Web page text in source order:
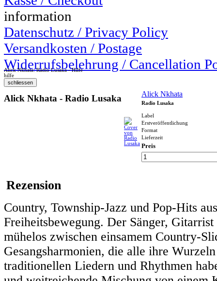
information
Datenschutz / Privacy Policy
Versandkosten / Postage
Widerrufsbelehrung / Cancellation
Alick Nkhata: Radio Lusaka - Hilfe
hilfe
Alick Nkhata - Radio Lusaka Alick Nkhata
Radio Lusaka
Label
Erstveröffentlichung
Format
Lieferzeit
Preis
Rezension
Country, Township-Jazz und Pop-Hits
Freiheitsbewegung. Der Sänger,
mühelos zwischen einsamem Country-
Gesangsharmonien, die alle ihre
traditionellen Liedern und Rhythmen